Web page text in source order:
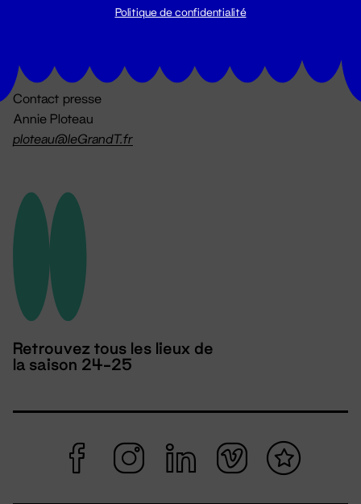
Contact presse
Annie Ploteau
ploteau@leGrandT.fr
Retrouvez tous les lieux de
la saison 24-25
Politique de confidentialité